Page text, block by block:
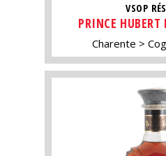
VSOP
PRINCE HUBERT
Charente